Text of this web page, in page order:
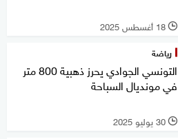
l 18 أغسطس 2025
رياضة
التونسي الجوادي يحرز ذهبية 800 متر
في مونديال السباحة
l 30 يوليو 2025